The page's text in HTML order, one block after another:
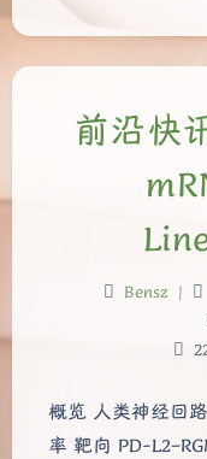
前沿快
Bensz |
概览 人类神经回
率 靶向 PD-